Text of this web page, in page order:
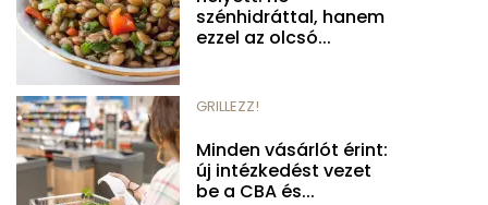
szénhidráttal, hanem
ezzel az olcsó...
GRILLEZZ!
Minden vásárlót érint:
új intézkedést vezet
be a CBA és...